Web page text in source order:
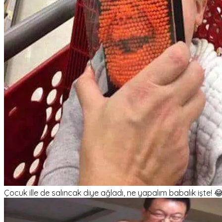
Çocuk ille de salıncak diye ağladı, ne yapalım babalık işte!